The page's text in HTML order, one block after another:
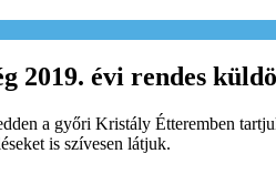
2019. évi rendes
a győri Kristály Étteremben
is szívesen látjuk.